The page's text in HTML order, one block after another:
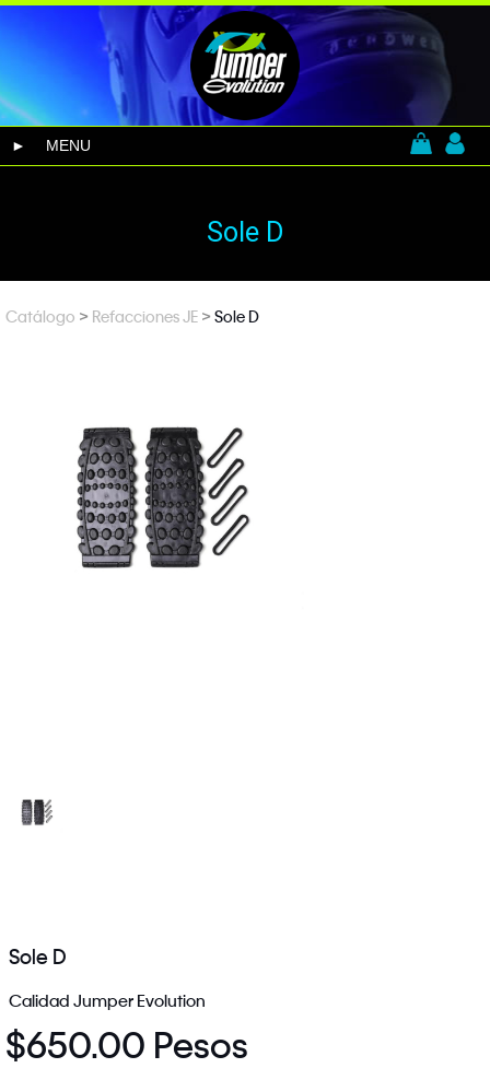
MENU
Sole D
Catálogo > Refacciones JE >Sole D
Sole D
Calidad Jumper Evolution
$650.00 Pesos